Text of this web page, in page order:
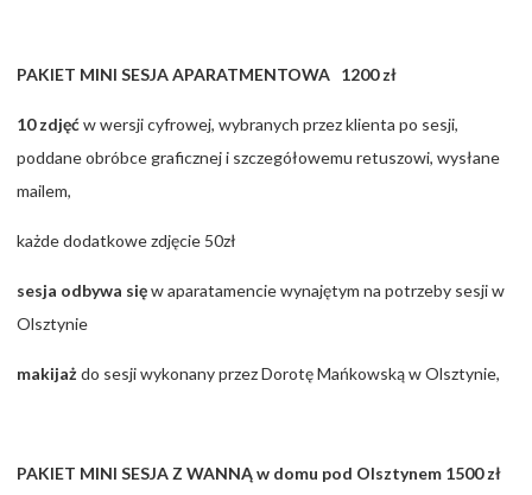
PAKIET MINI SESJA APARATMENTOWA 1200 zł
10 zdjęćw wersji cyfrowej, wybranych przez klienta po sesji,
poddane obróbce graficznej i szczegółowemu retuszowi, wysłane
mailem,
każde dodatkowe zdjęcie 50zł
sesja odbywa sięw aparatamencie wynajętym na potrzeby sesji w
Olsztynie
makijaż do sesji wykonany przez Dorotę Mańkowską w Olsztynie,
PAKIET MINI SESJA Z WANNĄ w domu pod Olsztynem 1500 zł